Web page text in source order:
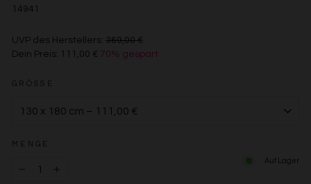
14941
UVP des Herstellers: 369,00 €€369,00
Dein Preis: 111,00 € 70% gespart
GRÖSSE
MENGE
Auf Lager